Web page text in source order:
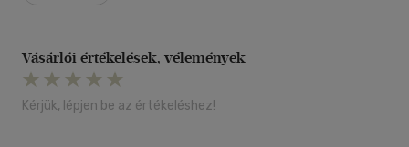
Vásárlói értékelések, vélemények
Kérjük, lépjen be az értékeléshez!